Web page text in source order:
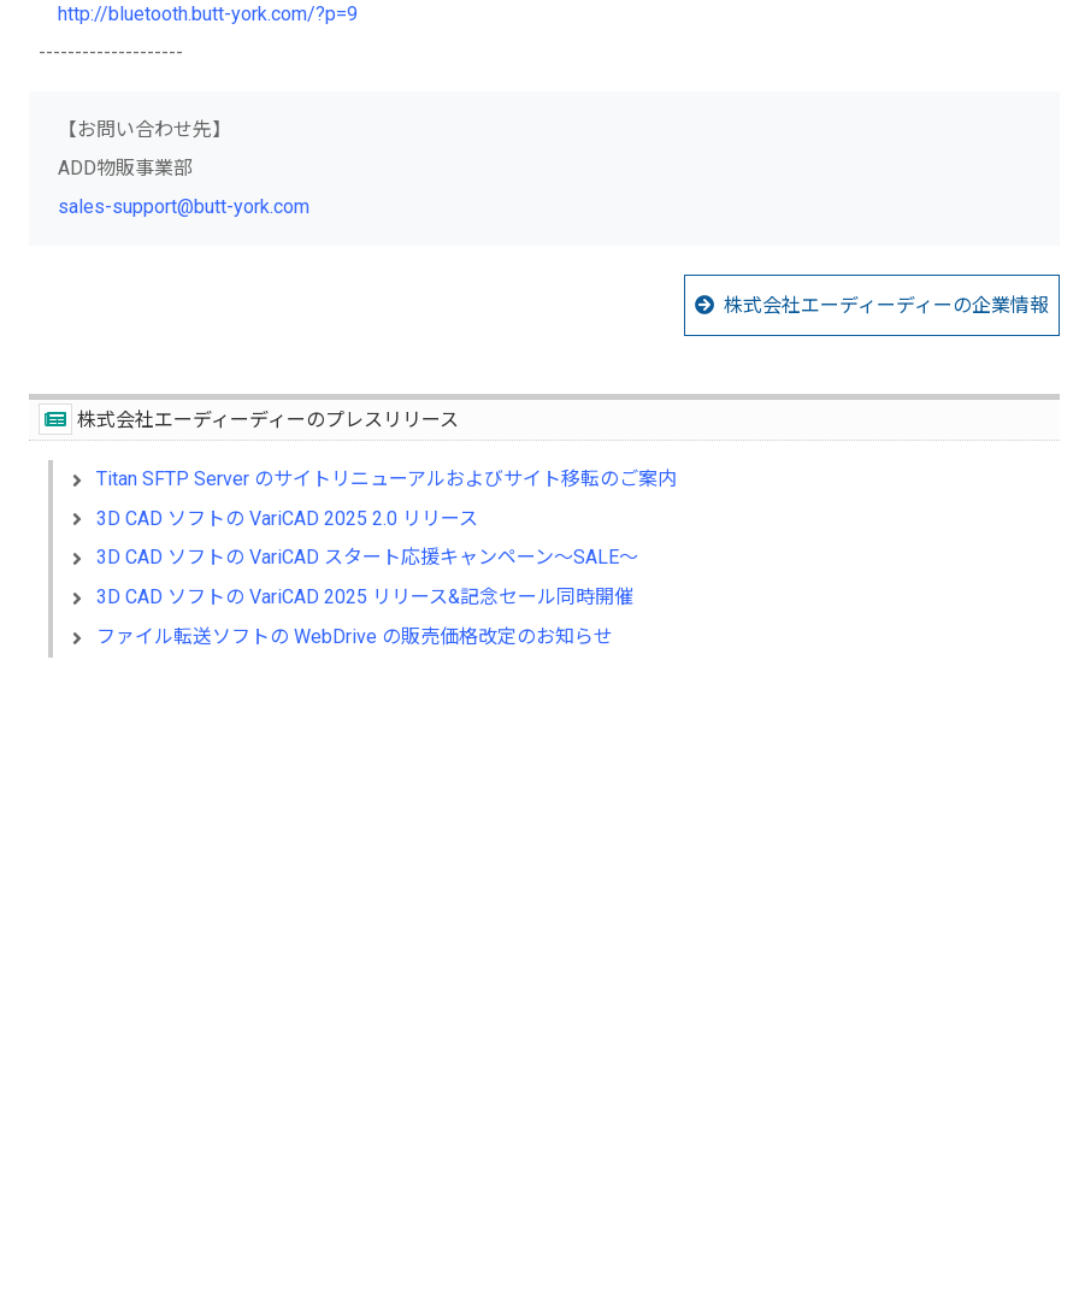
http://bluetooth.butt-york.com/?p=9
--------------------
【お問い合わせ先】
ADD物販事業部
sales-support@butt-york.com
株式会社エーディーディーの企業情報
株式会社エーディーディーのプレスリリース
Titan SFTP Server のサイトリニューアルおよびサイト移転のご案内
3D CAD ソフトの VariCAD 2025 2.0 リリース
3D CAD ソフトの VariCAD スタート応援キャンペーン～SALE～
3D CAD ソフトの VariCAD 2025 リリース&記念セール同時開催
ファイル転送ソフトの WebDrive の販売価格改定のお知らせ